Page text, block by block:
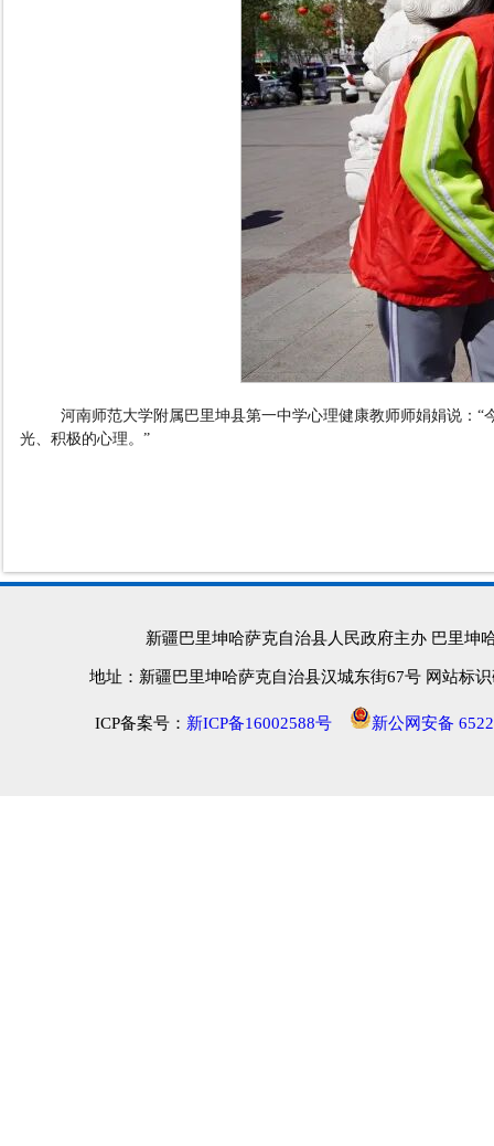
河南师范大学附属巴里坤县第一中学心理健康教师师娟娟说：
光、积极的心理。”
新疆巴里坤哈萨克自治县人民政府主办 巴里坤
地址：新疆巴里坤哈萨克自治县汉城东街67号 网站标
ICP备案号： 新ICP备16002588号 新公网安备